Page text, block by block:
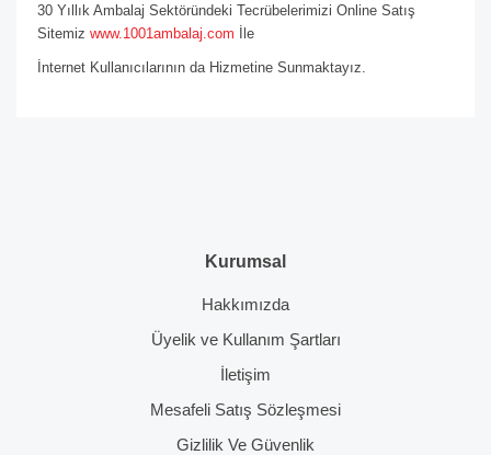
30 Yıllık Ambalaj Sektöründeki Tecrübelerimizi Online Satış
Sitemiz www.1001ambalaj.com İle
İnternet Kullanıcılarının da Hizmetine Sunmaktayız.
Kurumsal
Hakkımızda
Üyelik ve Kullanım Şartları
İletişim
Mesafeli Satış Sözleşmesi
Gizlilik Ve Güvenlik